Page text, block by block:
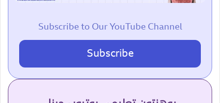
Subscribe to Our YouTube Channel
Subscribe